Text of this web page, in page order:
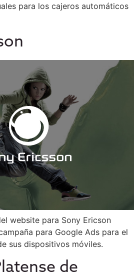
para los cajeros automáticos
website para Sony Ericson
para Google Ads para el
sus dispositivos móviles.
de